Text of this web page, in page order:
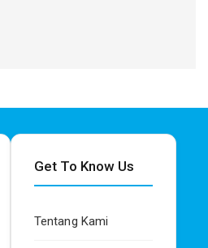
Get To Know Us
Tentang Kami